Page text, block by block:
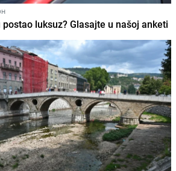
luksuz? Glasajte u našoj anketi